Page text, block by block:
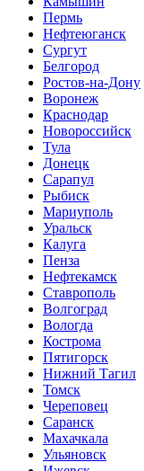
Пермь
Нефтеюганск
Сургут
Белгород
Ростов-на-Дону
Воронеж
Краснодар
Новороссийск
Тула
Донецк
Сарапул
Рыбиск
Мариуполь
Уральск
Калуга
Пенза
Нефтекамск
Ставрополь
Волгоград
Вологда
Кострома
Пятигорск
Нижний Тагил
Томск
Череповец
Саранск
Махачкала
Ульяновск